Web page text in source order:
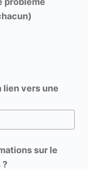
lien vers une
sur le
?